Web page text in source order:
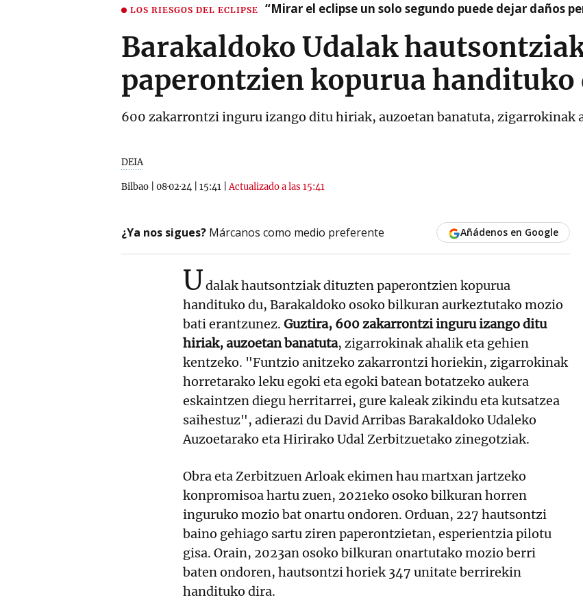
LOS RIESGOS DEL ECLIPSE “Mirar el eclipse un solo segundo puede dejar daños
Barakaldoko Udalak
paperontzien kopurua handituko
600 zakarrontzi inguru izango ditu hiriak, auzoetan banatuta, zigarrokinak
DEIA
Bilbao 08·02·24 15:41 |Actualizado a las 15:41
¿Ya nos sigues? Márcanos como medio preferente Añádenos en Google
Udalak hautsontziak dituzten paperontzien kopurua
handituko du, Barakaldoko osoko bilkuran aurkeztutako mozio
bati erantzunez. Guztira, 600 zakarrontzi inguru izango ditu
hiriak, auzoetan banatuta, zigarrokinak ahalik eta gehien
kentzeko. "Funtzio anitzeko zakarrontzi horiekin, zigarrokinak
horretarako leku egoki eta egoki batean botatzeko aukera
eskaintzen diegu herritarrei, gure kaleak zikindu eta kutsatzea
saihestuz", adierazi du David Arribas Barakaldoko Udaleko
Auzoetarako eta Hirirako Udal Zerbitzuetako zinegotziak.
Obra eta Zerbitzuen Arloak ekimen hau martxan jartzeko
konpromisoa hartu zuen, 2021eko osoko bilkuran horren
inguruko mozio bat onartu ondoren. Orduan, 227 hautsontzi
baino gehiago sartu ziren paperontzietan, esperientzia pilotu
gisa. Orain, 2023an osoko bilkuran onartutako mozio berri
baten ondoren, hautsontzi horiek 347 unitate berrirekin
handituko dira.